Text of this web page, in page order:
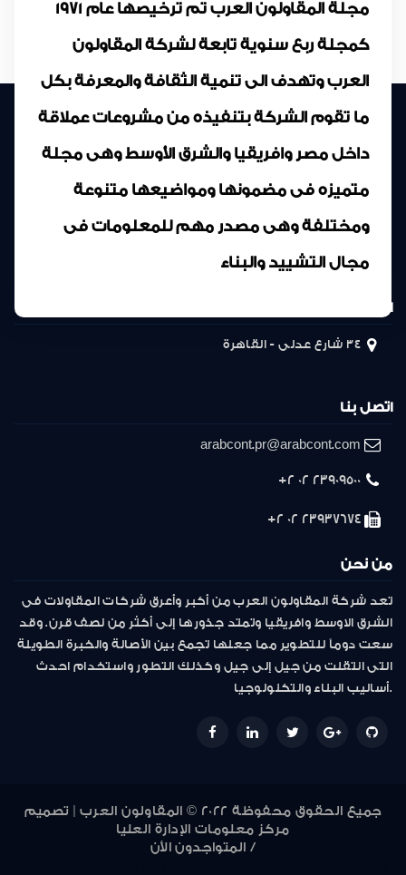
مجلة المقاولون العرب تم ترخيصها عام 1971
كمجلة ربع سنوية تابعة لشركة المقاولون
العرب وتهدف الى تنمية الثقافة والمعرفة بكل
ما تقوم الشركة بتنفيذه من مشروعات عملاقة
داخل مصر وافريقيا والشرق الأوسط وهى مجلة
متميزه فى مضمونها ومواضيعها متنوعة
ومختلفة وهى مصدر مهم للمعلومات فى
مجال التشييد والبناء
34 شارع عدلى - القاهرة
اتصل بنا
arabcont.pr@arabcont.com
23909500 02 2+
23937674 02 2+
من نحن
تعد شركة المقاولون العرب من أكبر وأعرق شركات المقاولات فى
الشرق الاوسط وافريقيا وتمتد جذورها إلى أكثر من نصف قرن. وقد
سعت دوماً للتطوير مما جعلها تجمع بين الأصالة والخبرة الطويلة
التى انتقلت من جيل إلى جيل وكذلك التطور واستخدام احدث
أساليب البناء والتكنولوجيا.
جميع الحقوق محفوظة 2022 © المقاولون العرب | تصميم
مركز معلومات الإدارة العليا
المتواجدون الأن /